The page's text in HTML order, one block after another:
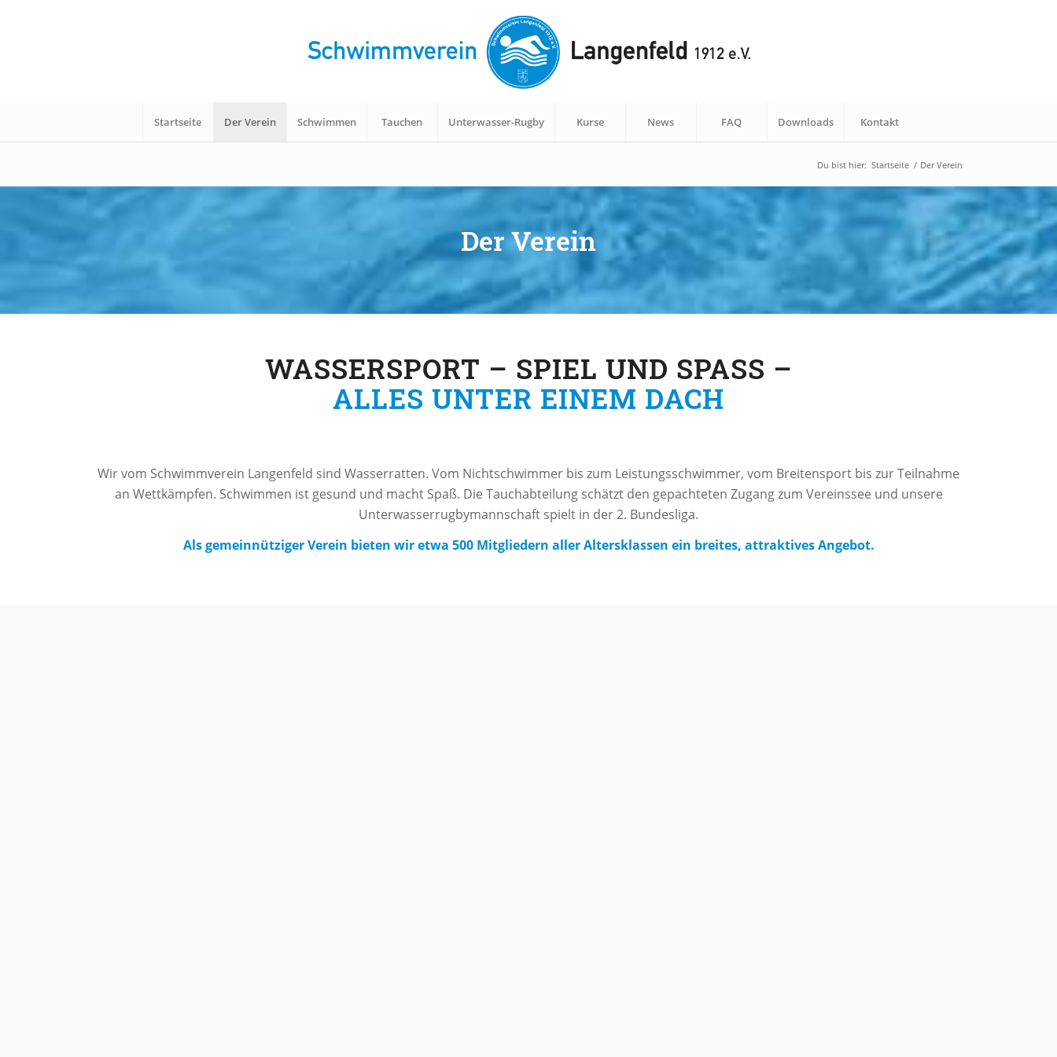
Startseite Der Verein Schwimmen Tauchen Unterwasser-Rugby Kurse News FAQ Downloads Kontakt
Du bist hier: Startseite / Der Verein
Der Verein
WASSERSPORT – SPIEL UND SPASS –
ALLES UNTER EINEM DACH
Wir vom Schwimmverein Langenfeld sind Wasserratten. Vom Nichtschwimmer bis zum Leistungsschwimmer, vom Breitensport bis zur Teilnahme
an Wettkämpfen. Schwimmen ist gesund und macht Spaß. Die Tauchabteilung schätzt den gepachteten Zugang zum Vereinssee und unsere
Unterwasserrugbymannschaft spielt in der 2. Bundesliga.
Als gemeinnütziger Verein bieten wir etwa 500 Mitgliedern aller Altersklassen ein breites, attraktives Angebot.